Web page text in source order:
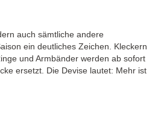
auch sämtliche andere
ein deutliches Zeichen. Kleckern
und Armbänder werden ab sofort
ersetzt. Die Devise lautet: Mehr ist